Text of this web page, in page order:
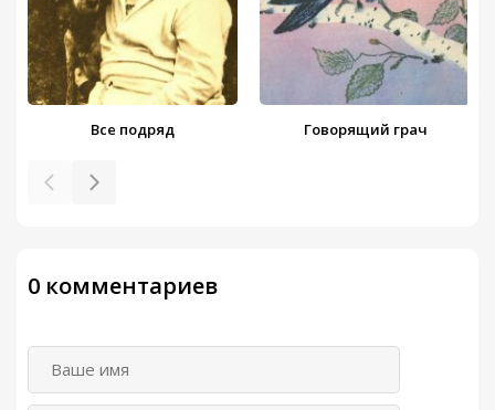
Все подряд Говорящий грач
0 комментариев